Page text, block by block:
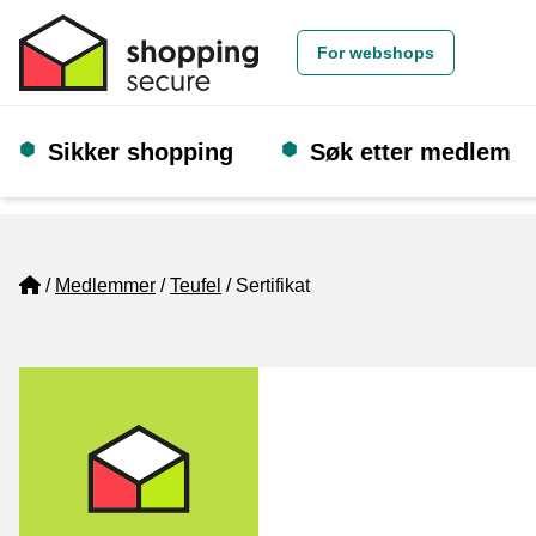
For webshops
Sikker shopping Søk etter medlem
Home
Medlemmer Teufel Sertifikat